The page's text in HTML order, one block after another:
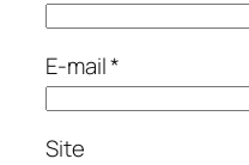
E-mail*
Site